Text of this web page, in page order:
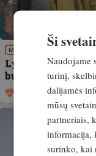
MEDŽIOKLĖS REIKMENYS
Lygiavamzdis
buožė tinka?
Išskirtinis 26.
Ši
Naudojame
turinį,
dalijamės
mūsų
partneriais,
informacija,
surinko, kai